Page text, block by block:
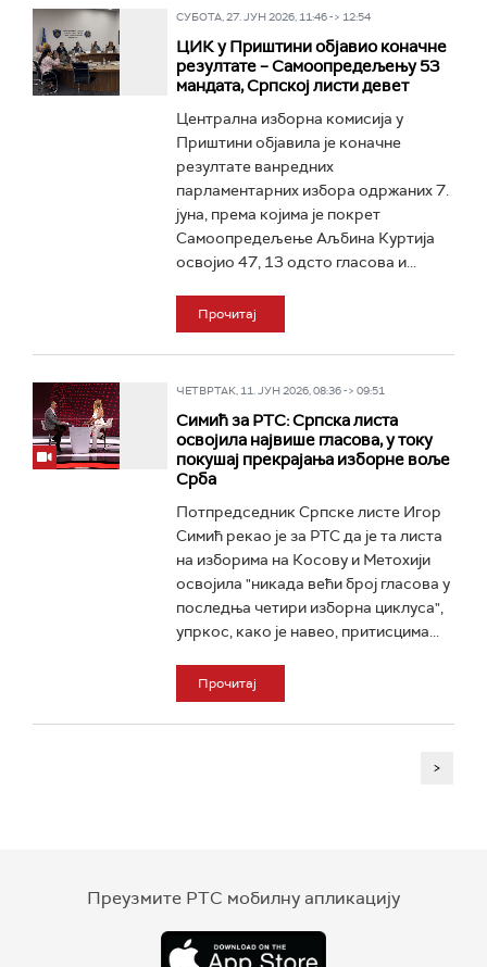
СУБОТА, 27. ЈУН 2026, 11:46 -> 12:54
ЦИК у Приштини објавио коначне
резултате – Самоопредељењу 53
мандата, Српској листи девет
Централна изборна комисија у
Приштини објавила је коначне
резултате ванредних
парламентарних избора одржаних 7.
јуна, према којима је покрет
Самоопредељење Аљбина Куртија
освојио 47, 13 одсто гласова и...
Прочитај
ЧЕТВРТАК, 11. ЈУН 2026, 08:36 -> 09:51
Симић за РТС: Српска листа
освојила највише гласова, у току
покушај прекрајања изборне воље
Срба
Потпредседник Српске листе Игор
Симић рекао је за РТС да је та листа
на изборима на Косову и Метохији
освојила "никада већи број гласова у
последња четири изборна циклуса",
упркос, како је навео, притисцима...
Прочитај
>
Преузмите РТС мобилну апликацију